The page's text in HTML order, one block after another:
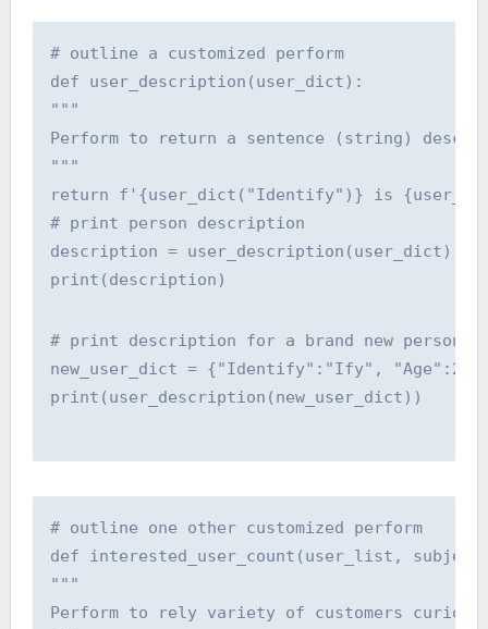
# outline a customized perform
def user_description(user_dict):
"""
Perform to return a sentence (string)
"""
return f'{user_dict("Identify")} is
# print person description
description = user_description(user_dict)
print(description)
# print description for a brand new person!
new_user_dict = {"Identify":"Ify",
print(user_description(new_user_dict))
# outline one other customized perform
def interested_user_count(user_list,
"""
Perform to rely variety of customers